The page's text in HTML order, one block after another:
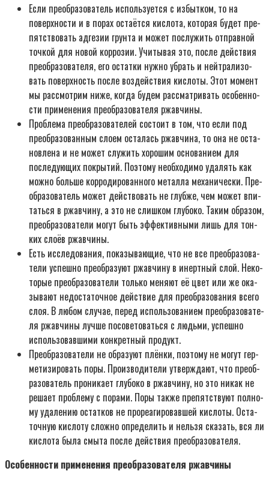
Если пре­об­ра­зо­ва­тель исполь­зу­ет­ся с избыт­ком, то на
поверх­но­сти и в порах оста­ёт­ся кис­ло­та, кото­рая будет пре­
пят­ство­вать адге­зии грун­та и может послу­жить отправ­ной
точ­кой для новой кор­ро­зии. Учи­ты­вая это, после дей­ствия
пре­об­ра­зо­ва­те­ля, его остат­ки нуж­но убрать и ней­тра­ли­зо­
вать поверх­ность после воз­дей­ствия кис­ло­ты. Этот момент
мы рас­смот­рим ниже, когда будем рас­смат­ри­вать осо­бен­но­
сти при­ме­не­ния пре­об­ра­зо­ва­те­ля ржав­чи­ны.
Про­бле­ма пре­об­ра­зо­ва­те­лей состо­ит в том, что если под
пре­об­ра­зо­ван­ным сло­ем оста­лась ржав­чи­на, то она не оста­
нов­ле­на и не может слу­жить хоро­шим осно­ва­ни­ем для
после­ду­ю­щих покры­тий. Поэто­му необ­хо­ди­мо уда­лять как
мож­но боль­ше кор­ро­ди­ро­ван­но­го метал­ла меха­ни­че­ски. Пре­
об­ра­зо­ва­тель может дей­ство­вать не глуб­же, чем может впи­
тать­ся в ржав­чи­ну, а это не слиш­ком глу­бо­ко. Таким обра­зом,
пре­об­ра­зо­ва­те­ли могут быть эффек­тив­ны­ми лишь для тон­
ких сло­ёв ржав­чи­ны.
Есть иссле­до­ва­ния, пока­зы­ва­ю­щие, что не все пре­об­ра­зо­ва­
те­ли успеш­но пре­об­ра­зу­ют ржав­чи­ну в инерт­ный слой. Неко­
то­рые пре­об­ра­зо­ва­те­ли толь­ко меня­ют её цвет или же ока­
зы­ва­ют недо­ста­точ­ное дей­ствие для пре­об­ра­зо­ва­ния все­го
слоя. В любом слу­чае, перед исполь­зо­ва­ни­ем пре­об­ра­зо­ва­те­
ля ржав­чи­ны луч­ше посо­ве­то­вать­ся с людь­ми, успеш­но
исполь­зо­вав­ши­ми кон­крет­ный про­дукт.
Пре­об­ра­зо­ва­те­ли не обра­зу­ют плён­ки, поэто­му не могут гер­
ме­ти­зи­ро­вать поры. Про­из­во­ди­те­ли утвер­жда­ют, что пре­об­
ра­зо­ва­тель про­ни­ка­ет глу­бо­ко в ржав­чи­ну, но это никак не
реша­ет про­бле­му с пора­ми. Поры так­же пре­пят­ству­ют пол­но­
му уда­ле­нию остат­ков не про­ре­а­ги­ро­вав­шей кис­ло­ты. Оста­
точ­ную кис­ло­ту слож­но опре­де­лить и нель­зя ска­зать, вся ли
кис­ло­та была смы­та после дей­ствия пре­об­ра­зо­ва­те­ля.
Осо­бен­но­сти при­ме­не­ния пре­об­ра­зо­ва­те­ля ржав­чи­ны